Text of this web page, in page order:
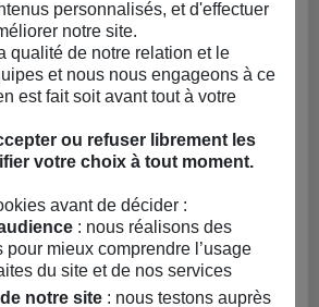
des yeux des bébés et des
! Ainsi, nous sélectionnons
:
polycarbonate de catégorie 3 qui
protection idéale à cette tranche
100% des UV : Anti-UVA, Anti-
personnalisés, et d'effectuer
notre site.
qualité de notre relation et le
et nous nous engageons à ce
est fait soit avant tout à votre
ou refuser librement les
votre choix à tout moment.
avant de décider :
: nous réalisons des
pour mieux comprendre l’usage
du site et de nos services
notre site: nous testons auprès